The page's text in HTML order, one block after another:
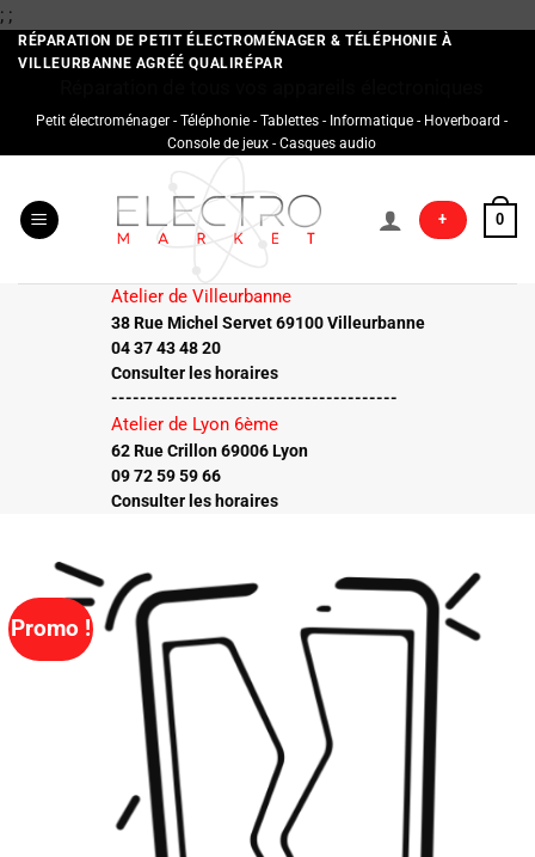
; ;Passer
au
contenu
RÉPARATION DE PETIT ÉLECTROMÉNAGER & TÉLÉPHONIE À
VILLEURBANNE AGRÉÉ QUALIRÉPAR
Petit électroménager - Téléphonie - Tablettes - Informatique - Hoverboard -
Console de jeux - Casques audio
+ 0
Atelier de Villeurbanne
38 Rue Michel Servet 69100 Villeurbanne
04 37 43 48 20
Consulter les horaires
----------------------------------------
Atelier de Lyon 6ème
62 Rue Crillon 69006 Lyon
09 72 59 59 66
Consulter les horaires
Promo !